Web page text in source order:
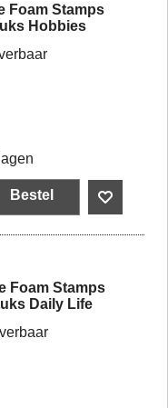
Foam Stamps
Hobbies
Bestel
Foam Stamps
Daily Life